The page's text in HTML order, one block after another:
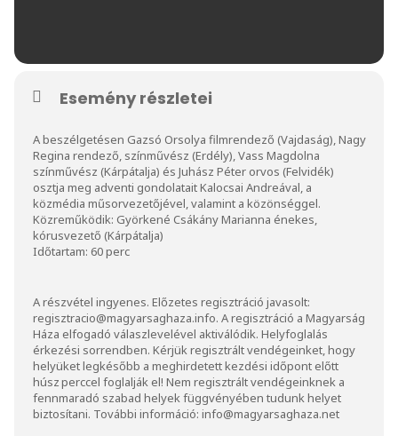
Esemény részletei
A beszélgetésen Gazsó Orsolya filmrendező (Vajdaság), Nagy
Regina rendező, színművész (Erdély), Vass Magdolna
színművész (Kárpátalja) és Juhász Péter orvos (Felvidék)
osztja meg adventi gondolatait Kalocsai Andreával, a
közmédia műsorvezetőjével, valamint a közönséggel.
Közreműködik: Györkené Csákány Marianna énekes,
kórusvezető (Kárpátalja)
Időtartam: 60 perc
A részvétel ingyenes. Előzetes regisztráció javasolt:
regisztracio@magyarsaghaza.info. A regisztráció a Magyarság
Háza elfogadó válaszlevelével aktiválódik. Helyfoglalás
érkezési sorrendben. Kérjük regisztrált vendégeinket, hogy
helyüket legkésőbb a meghirdetett kezdési időpont előtt
húsz perccel foglalják el! Nem regisztrált vendégeinknek a
fennmaradó szabad helyek függvényében tudunk helyet
biztosítani. További információ: info@magyarsaghaza.net